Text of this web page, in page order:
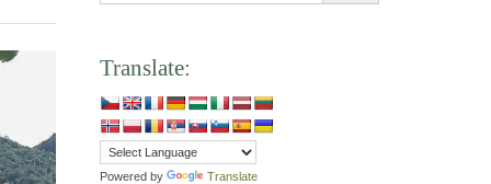
Translate:
Powered by Translate